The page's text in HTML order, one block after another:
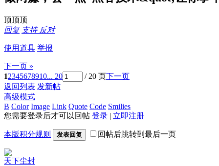
顶顶顶
回复 支持 反对
使用道具 举报
下一页 »
12345678910... 20 / 20 页下一页
返回列表 发新帖
高级模式
B Color Image Link Quote Code Smilies
您需要登录后才可以回帖 登录 | 立即注册
本版积分规则 发表回复 回帖后跳转到最后一页
天下尘封